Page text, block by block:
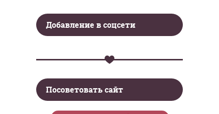
Добавление в соцсети
Посоветовать сайт